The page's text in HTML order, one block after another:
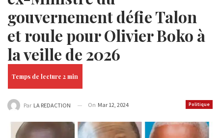
gouvernement défie Talon
et roule pour Olivier Boko à
la veille de 2026
Politique
Par LA REDACTION On Mar 12, 2024